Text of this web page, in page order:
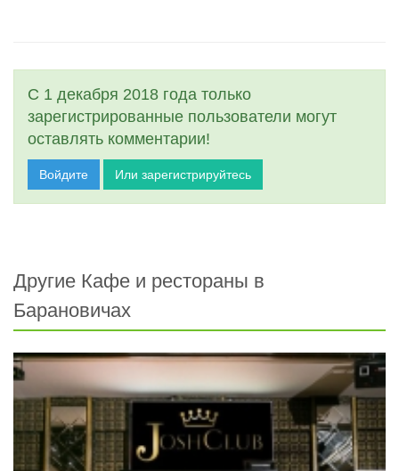
С 1 декабря 2018 года только
зарегистрированные пользователи могут
оставлять комментарии!
Войдите Или зарегистрируйтесь
Другие Кафе и рестораны в
Барановичах